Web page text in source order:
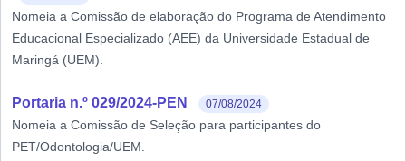
Nomeia a Comissão de elaboração do Programa de Atendimento
Educacional Especializado (AEE) da Universidade Estadual de
Maringá (UEM).
Portaria n.º 029/2024-PEN 07/08/2024
Nomeia a Comissão de Seleção para participantes do
PET/Odontologia/UEM.